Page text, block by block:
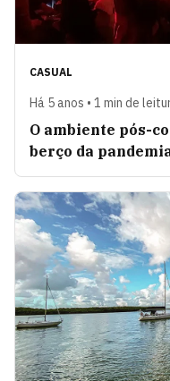
CASUAL
Há 5 anos • 1 min de
O ambiente pós-
berço da